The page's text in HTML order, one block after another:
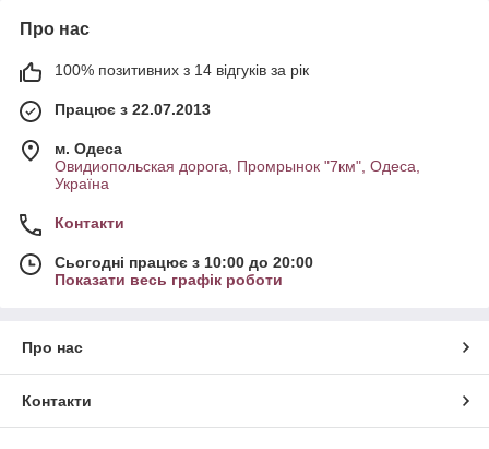
Про нас
100% позитивних з 14 відгуків за рік
Працює з 22.07.2013
м. Одеса
Овидиопольская дорога, Промрынок "7км", Одеса,
Україна
Контакти
Сьогодні працює з 10:00 до 20:00
Показати весь графік роботи
Про нас
Контакти